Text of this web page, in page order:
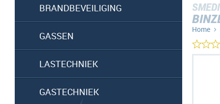
BRANDBEVEILIGING
GASSEN
LASTECHNIEK
GASTECHNIEK
Home
Ga